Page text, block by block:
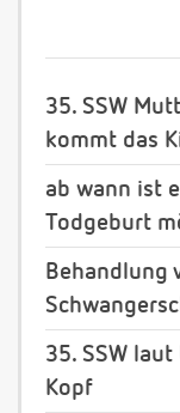
35. SSW
kommt das
ab wann ist
Todgeburt
Behandlung
35. SSW
Kopf